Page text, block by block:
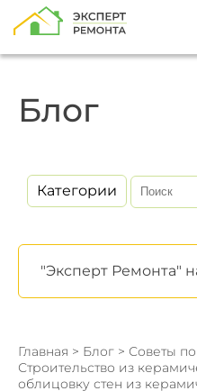
Блог
Категории
"Эксперт Ремонта"
Главная > Блог > Советы по
Строительство из
облицовку стен из